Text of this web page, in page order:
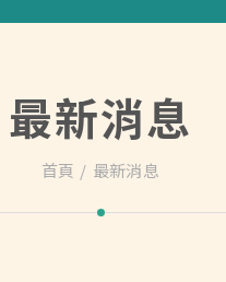
最新消息
首頁 最新消息